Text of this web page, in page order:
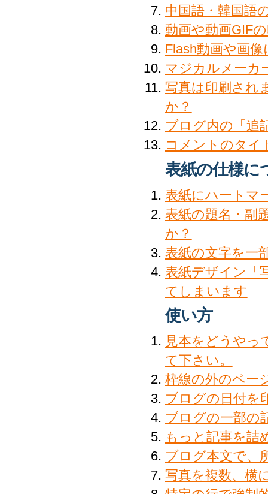
中国語・韓国語
動画や動画GIF
Flash動画や画
マジカルメーカ
写真は印刷され
か？
ブログ内の「追
コメントのタイ
表紙の仕様に
表紙にハートマ
表紙の題名・副
か？
表紙の文字を一
表紙デザイン「
てしまいます
使い方
見本をどうやっ
て下さい。
枠線の外のペー
ブログの日付
ブログの一部の
もっと記事を詰
ブログ本文で、
写真を複数、横